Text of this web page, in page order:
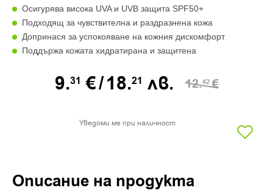
Осигурява висока UVA и UVB защита SPF50+
Подходящ за чувствителна и раздразнена кожа
Допринася за успокояване на кожния дискомфорт
Поддържа кожата хидратирана и защитена
9.31 €/18.21 лв. 12.42 €
Уведоми ме при наличност
Описание на продукта